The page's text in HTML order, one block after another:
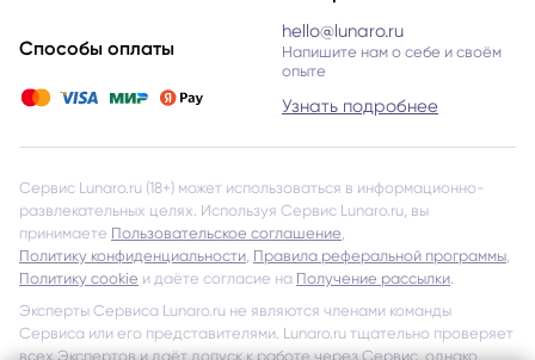
Способы оплаты
hello@lunaro.ru
Напишите нам о себе и своём
опыте
Узнать подробнее
Сервис Lunaro.ru (18+) может использоваться в информационно-
развлекательных целях. Используя Сервис Lunaro.ru, вы
принимаете Пользовательское соглашение
Политику конфиденциальности Правила реферальной программы
Политику cookie и даёте согласие на Получение рассылки
Эксперты Сервиса Lunaro.ru не являются членами команды
Сервиса или его представителями. Lunaro.ru тщательно проверяет
всех Экспертов и даёт допуск к работе через Сервис, однако